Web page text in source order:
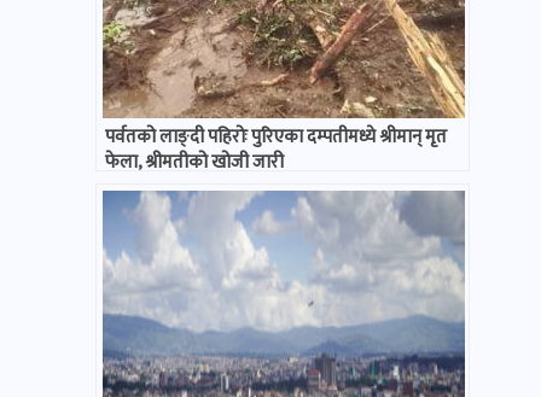
पर्वतको लाङ्दी पहिरोः पुरिएका दम्पतीमध्ये श्रीमान् मृत
फेला, श्रीमतीको खोजी जारी